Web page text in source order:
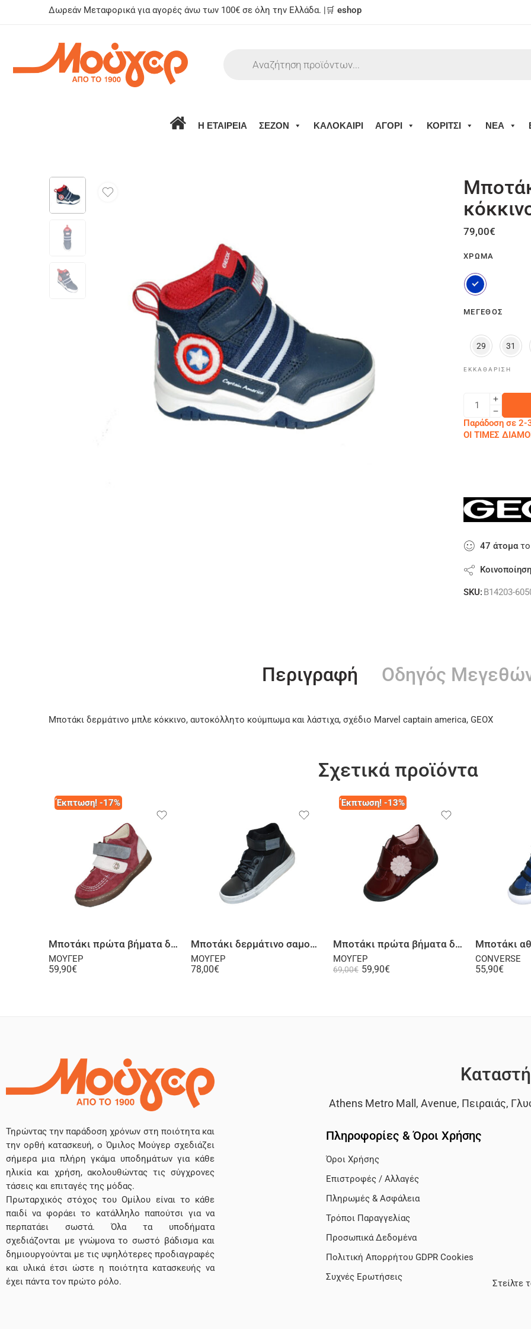
Δωρεάν Μεταφορικά για αγορές άνω των 100€ σε όλη την Ελλάδα. |🛒 eshop
Η ΕΤΑΙΡΕΙΑ ΣΕΖΟΝ ΚΑΛΟΚΑΙΡΙ ΑΓΟΡΙ ΚΟΡΙΤΣΙ ΝΕΑ
79,00€
ΧΡΏΜΑ
ΜΈΓΕΘΟΣ
29 31
ΕΚΚΑΘΆΡΙΣΗ
Παράδοση σε 2-
ΟΙ ΤΙΜΕΣ
47 άτοματο
Κοινοποίηση
SKU: B14203-
Περιγραφή Οδηγός
Μποτάκι δερμάτινο μπλε κόκκινο, αυτοκόλλητο κούμπωμα και λάστιχα, σχέδιο Marvel captain america, GEOX
Σχετικά προϊόντα
Έκπτωση! -17%
Μποτάκι πρώτα βήματα δερμάτινο σαμουά μπορντό ροζ
ΜΟΥΓΕΡ
59,90€
Μποτάκι δερμάτινο σαμουά μαύρο
ΜΟΥΓΕΡ
78,00€
Έκπτωση! -13%
Μποτάκι πρώτα βήματα δερμάτινο λουστρίνι μπορντό
ΜΟΥΓΕΡ
69,00€ 59,90€
CONVERSE
55,90€
Τηρώντας την παράδοση χρόνων στη ποιότητα και
την ορθή κατασκευή, ο Όμιλος Μούγερ σχεδιάζει
σήμερα μια πλήρη γκάμα υποδημάτων για κάθε
ηλικία και χρήση, ακολουθώντας τις σύγχρονες
τάσεις και επιταγές της μόδας.
Πρωταρχικός στόχος του Ομίλου είναι το κάθε
παιδί να φοράει το κατάλληλο παπούτσι για να
περπατάει σωστά. Όλα τα υποδήματα
σχεδιάζονται με γνώμονα το σωστό βάδισμα και
δημιουργούνται με τις υψηλότερες προδιαγραφές
και υλικά έτσι ώστε η ποιότητα κατασκευής να
έχει πάντα τον πρώτο ρόλο.
Athens Metro Mall, Avenue, Πειραιάς,
Πληροφορίες & Όροι Χρήσης
Όροι Χρήσης
Επιστροφές / Αλλαγές
Πληρωμές & Ασφάλεια
Τρόποι Παραγγελίας
Προσωπικά Δεδομένα
Πολιτική Απορρήτου GDPR Cookies
Συχνές Ερωτήσεις
Στείλτε